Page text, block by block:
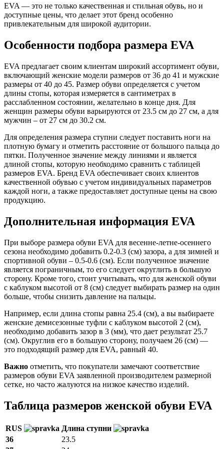
EVA — это не только качественная и стильная обувь, но и
доступные цены, что делает этот бренд особенно
привлекательным для широкой аудитории.
Особенности подбора размера EVA
EVA предлагает своим клиентам широкий ассортимент обуви,
включающий женские модели размеров от 36 до 41 и мужские
размеры от 40 до 45. Размер обуви определяется с учетом
длины стопы, которая измеряется в сантиметрах в
расслабленном состоянии, желательно в конце дня. Для
женщин размеры обуви варьируются от 23.5 см до 27 см, а для
мужчин – от 27 см до 30.2 см.
Для определения размера ступни следует поставить ноги на
плотную бумагу и отметить расстояние от большого пальца до
пятки. Полученное значение между линиями и является
длиной стопы, которую необходимо сравнить с таблицей
размеров EVA. Бренд EVA обеспечивает своих клиентов
качественной обувью с учетом индивидуальных параметров
каждой ноги, а также предоставляет доступные цены на свою
продукцию.
Дополнительная информация EVA
При выборе размера обуви EVA для весенне-летне-осеннего
сезона необходимо добавить 0.2-0.3 (см) зазора, а для зимней и
спортивной обуви – 0.5-0.6 (см). Если полученное значение
является пограничным, то его следует округлить в большую
сторону. Кроме того, стоит учитывать, что для женской обуви
с каблуком высотой от 8 (см) следует выбирать размер на один
больше, чтобы снизить давление на пальцы.
Например, если длина стопы равна 25.4 (см), а вы выбираете
женские демисезонные туфли с каблуком высотой 2 (см),
необходимо добавить зазор в 3 (мм), что дает результат 25.7
(см). Округлив его в большую сторону, получаем 26 (см) —
это подходящий размер для EVA, равный 40.
Важно отметить, что покупатели замечают соответствие
размеров обуви EVA заявленной производителем размерной
сетке, но часто жалуются на низкое качество изделий.
Таблица размеров женской обуви EVA
RUS
Длина ступни
36
23.5